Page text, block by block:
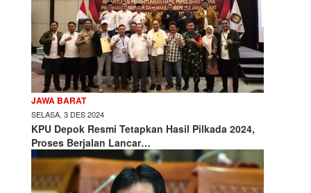
JAWA BARAT
SELASA, 3 DES 2024
KPU Depok Resmi Tetapkan Hasil Pilkada 2024,
Proses Berjalan Lancar…